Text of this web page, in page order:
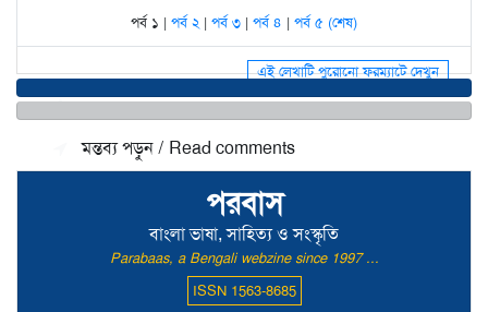
পরবাস
বাংলা ভাষা, সাহিত্য ও সংস্কৃতি
Parabaas, a Bengali webzine since 1997 ...
ISSN 1563-8685
পর্ব ১ | পর্ব ২ | পর্ব ৩ | পর্ব ৪ | পর্ব ৫ (শেষ)
এই লেখাটি পুরোনো ফরম্যাটে দেখুন
মন্তব্য জমা দিন / Make a comment
মন্তব্য পড়ুন / Read comments